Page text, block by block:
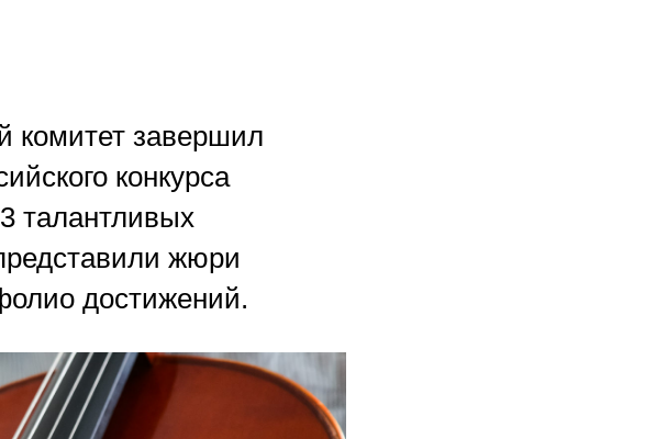
комитет завершил
конкурса
талантливых
жюри
достижений.